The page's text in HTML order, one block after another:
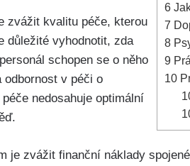
6
7
8
9
10
zvážit kvalitu péče, kterou
důležité vyhodnotit, zda
schopen se o něho
v péči o
nedosahuje optimální
je zvážit finanční náklady